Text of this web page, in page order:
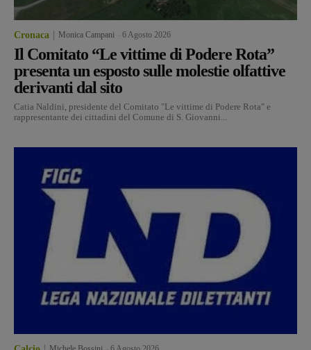
Cronaca Monica Campani 6 Agosto 2026
Il Comitato “Le vittime di Podere Rota”
presenta un esposto sulle molestie olfattive
derivanti dal sito
Catia Naldini, presidente del Comitato "Le vittime di Podere Rota" e
rappresentante dei cittadini del Comune di S. Giovanni...